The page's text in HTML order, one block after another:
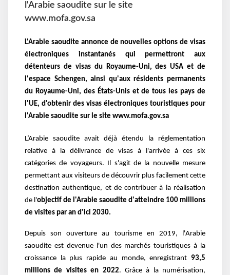
l'Arabie saoudite sur le site
www.mofa.gov.sa
L'Arabie saoudite annonce de nouvelles options de visas
électroniques instantanés qui permettront aux
détenteurs de visas du Royaume-Uni, des USA et de
l'espace Schengen, ainsi qu'aux résidents permanents
du Royaume-Uni, des États-Unis et de tous les pays de
l'UE, d'obtenir des visas électroniques touristiques pour
l'Arabie saoudite sur le site www.mofa.gov.sa
L’Arabie saoudite avait déjà étendu la réglementation
relative à la délivrance de visas à l'arrivée à ces six
catégories de voyageurs. Il s'agit de la nouvelle mesure
permettant aux visiteurs de découvrir plus facilement cette
destination authentique, et de contribuer à la réalisation
de l'objectif de l'Arabie saoudite d'atteindre 100 millions
de visites par an d'ici 2030.
Depuis son ouverture au tourisme en 2019, l'Arabie
saoudite est devenue l'un des marchés touristiques à la
croissance la plus rapide au monde, enregistrant 93,5
millions de visites en 2022. Grâce à la numérisation,